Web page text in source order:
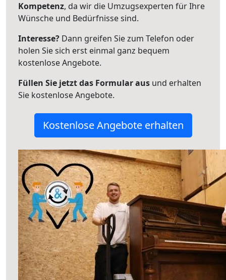
Kompetenz, da wir die Umzugsexperten für Ihre
Wünsche und Bedürfnisse sind.
Interesse? Dann greifen Sie zum Telefon oder
holen Sie sich erst einmal ganz bequem
kostenlose Angebote.
Füllen Sie jetzt das Formular aus und erhalten
Sie kostenlose Angebote.
Kostenlose Angebote erhalten